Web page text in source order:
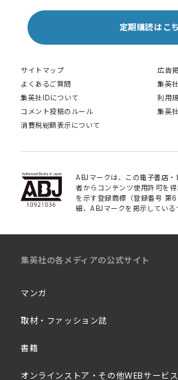
定期購読はこ
サイトマップ
広告
よくあるご質問
集英
集英社IDについて
利用
コメント投稿のルール
集英
消費税総額表示について
ABJマークは、この電子書店
者からコンテンツ使用許可を
を示す登録商標（登録番号 第
細、ABJマークを掲示してい
集英社の各メディアの公式サイト
マンガ
取材・ファッション誌
書籍
オンラインストア・その他WEBサービス